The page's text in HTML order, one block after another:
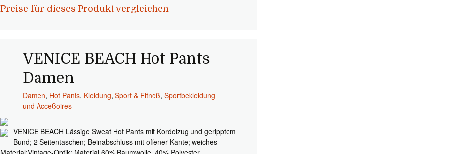
Preise für dieses Produkt vergleichen
VENICE BEACH Hot Pants
Damen
Damen, Hot Pants, Kleidung,Sport & Fitneß,Sportbekleidung
und Acceßoires
VENICE BEACH Lässige Sweat Hot Pants mit Kordelzug und geripptem
Bund; 2 Seitentaschen; Beinabschluss mit offener Kante; weiches
Material;Vintage-Optik; Material 60% Baumwolle, 40% Polyester.